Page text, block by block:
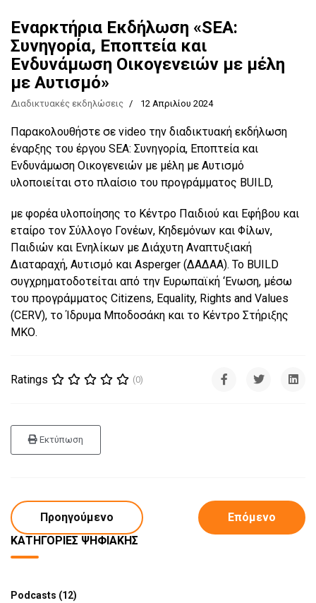
Εναρκτήρια Εκδήλωση «SEA:
Συνηγορία, Εποπτεία και
Ενδυνάμωση Οικογενειών με μέλη
με Αυτισμό»
Διαδικτυακές εκδηλώσεις 12 Απριλίου 2024
Παρακολουθήστε σε video την διαδικτυακή εκδήλωση
έναρξης του έργου SEA: Συνηγορία, Εποπτεία και
Ενδυνάμωση Οικογενειών με μέλη με Αυτισμό
υλοποιείται στο πλαίσιο του προγράμματος BUILD,
με φορέα υλοποίησης το Κέντρο Παιδιού και Εφήβου και
εταίρο τον Σύλλογο Γονέων, Κηδεμόνων και Φίλων,
Παιδιών και Ενηλίκων με Διάχυτη Αναπτυξιακή
Διαταραχή, Αυτισμό και Asperger (ΔΑΔΑΑ). Το BUILD
συγχρηματοδοτείται από την Ευρωπαϊκή ‘Ενωση, μέσω
του προγράμματος Citizens, Equality, Rights and Values
(CERV), το Ίδρυμα Μποδοσάκη και το Κέντρο Στήριξης
ΜΚΟ.
Ratings (0)
Εκτύπωση
Προηγούμενο
Επόμενο
ΚΑΤΗΓΟΡΊΕΣ ΨΗΦΙΑΚΉΣ
Podcasts (12)